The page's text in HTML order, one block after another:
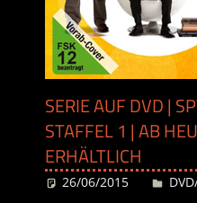
SERIE AUF DVD |
STAFFEL 1 | AB
ERHÄLTLICH
26/06/2015